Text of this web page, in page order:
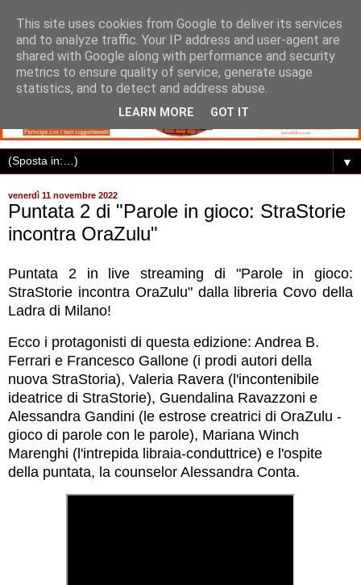
▼
venerdì 11 novembre 2022
Puntata 2 di "Parole in gioco: StraStorie
incontra OraZulu"
Puntata 2 in live streaming di "Parole in gioco:
StraStorie incontra OraZulu" dalla libreria Covo della
Ladra di Milano!
Ecco i protagonisti di questa edizione: Andrea B.
Ferrari e Francesco Gallone (i prodi autori della
nuova StraStoria), Valeria Ravera (l'incontenibile
ideatrice di StraStorie), Guendalina Ravazzoni e
Alessandra Gandini (le estrose creatrici di OraZulu -
gioco di parole con le parole), Mariana Winch
Marenghi (l'intrepida libraia-conduttrice) e l'ospite
della puntata, la counselor Alessandra Conta.
This site uses cookies from Google to deliver its services
and to analyze traffic. Your IP address and user-agent are
shared with Google along with performance and security
metrics to ensure quality of service, generate usage
statistics, and to detect and address abuse.
LEARN MORE GOT IT